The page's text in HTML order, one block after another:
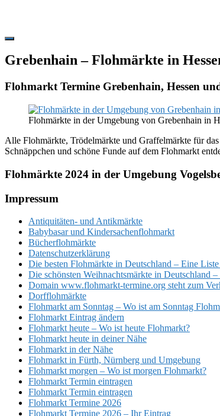
Hide
Content
Grebenhain – Flohmärkte in
Flohmarkt Termine Grebenhain, Hessen
Flohmärkte in der Umgebung von Grebenhain in
Alle Flohmärkte, Trödelmärkte und Graffelmärkte für
Schnäppchen und schöne Funde auf dem Flohmarkt
Flohmärkte 2024 in der Umgebung
Footer
Impressum
Antiquitäten- und Antikmärkte
Babybasar und Kindersachenflohmarkt
Bücherflohmärkte
Datenschutzerklärung
Die besten Flohmärkte in Deutschland – Eine
Die schönsten Weihnachtsmärkte in Deutschland –
Domain www.flohmarkt-termine.org steht zum
Dorfflohmärkte
Flohmarkt am Sonntag – Wo ist am Sonntag
Flohmarkt Eintrag ändern
Flohmarkt heute – Wo ist heute Flohmarkt?
Flohmarkt heute in deiner Nähe
Flohmarkt in der Nähe
Flohmarkt in Fürth, Nürnberg und Umgebung
Flohmarkt morgen – Wo ist morgen Flohmarkt?
Flohmarkt Termin eintragen
Flohmarkt Termin eintragen
Flohmarkt Termine 2026
Flohmarkt Termine 2026 – Ihr Eintrag